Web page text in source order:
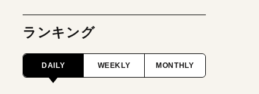
ランキング
DAILY WEEKLY MONTHLY